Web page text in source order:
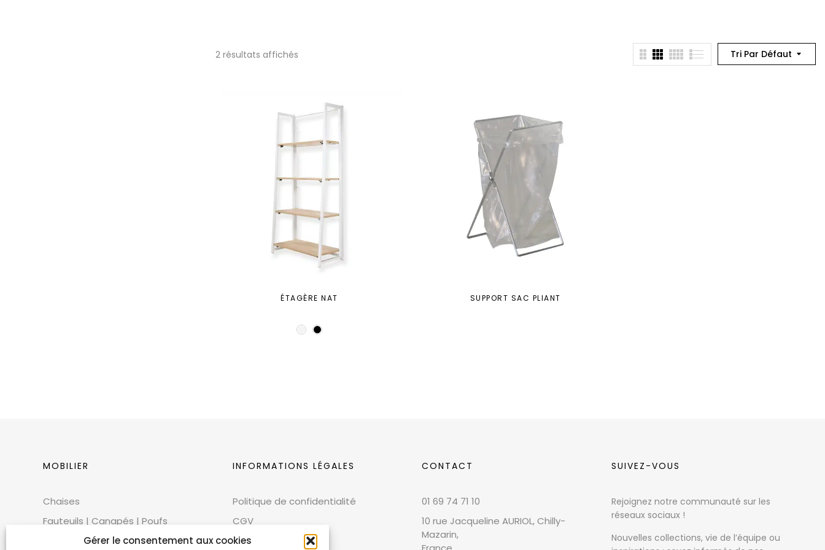
Gérer le consentement aux cookies
Tri Par Défaut
2 résultats affichés
ÉTAGÈRE NAT SUPPORT SAC PLIANT
MOBILIER
Chaises
Fauteuils | Canapés | Poufs
Mobilier extérieur
INFORMATIONS LÉGALES
Politique de confidentialité
CGV
CGU
CONTACT
01 69 74 71 10
10 rue Jacqueline AURIOL, Chilly-
Mazarin,
SUIVEZ-VOUS
Rejoignez notre communauté sur les
réseaux sociaux !
Nouvelles collections, vie de l’équipe ou